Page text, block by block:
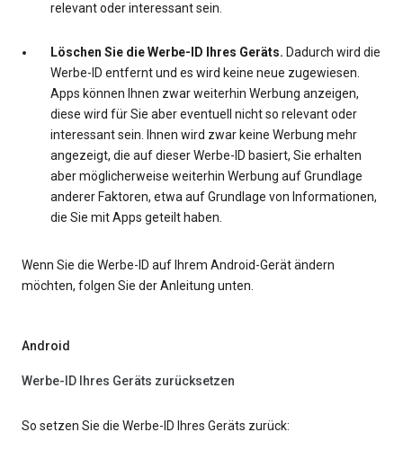
relevant oder interessant sein.
Löschen Sie die Werbe-ID Ihres Geräts. Dadurch wird die
Werbe-ID entfernt und es wird keine neue zugewiesen.
Apps können Ihnen zwar weiterhin Werbung anzeigen,
diese wird für Sie aber eventuell nicht so relevant oder
interessant sein. Ihnen wird zwar keine Werbung mehr
angezeigt, die auf dieser Werbe-ID basiert, Sie erhalten
aber möglicherweise weiterhin Werbung auf Grundlage
anderer Faktoren, etwa auf Grundlage von Informationen,
die Sie mit Apps geteilt haben.
Wenn Sie die Werbe-ID auf Ihrem Android-Gerät ändern
möchten, folgen Sie der Anleitung unten.
Android
Werbe-ID Ihres Geräts zurücksetzen
So setzen Sie die Werbe-ID Ihres Geräts zurück: